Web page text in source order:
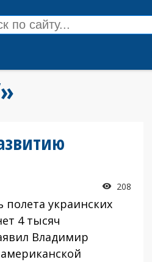
208
полета украинских
4 тысяч
Владимир